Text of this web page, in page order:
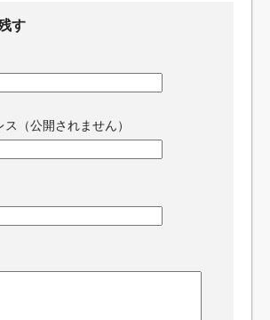
す
ス（公開されません）